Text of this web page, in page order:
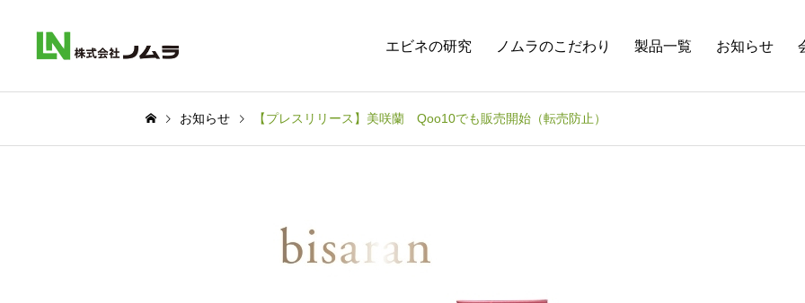
エビネの研究 ノムラのこだわり 製品一覧 お知らせ
お知らせ 【プレスリリース】美咲蘭 Qoo10でも販売開始（転売防止）